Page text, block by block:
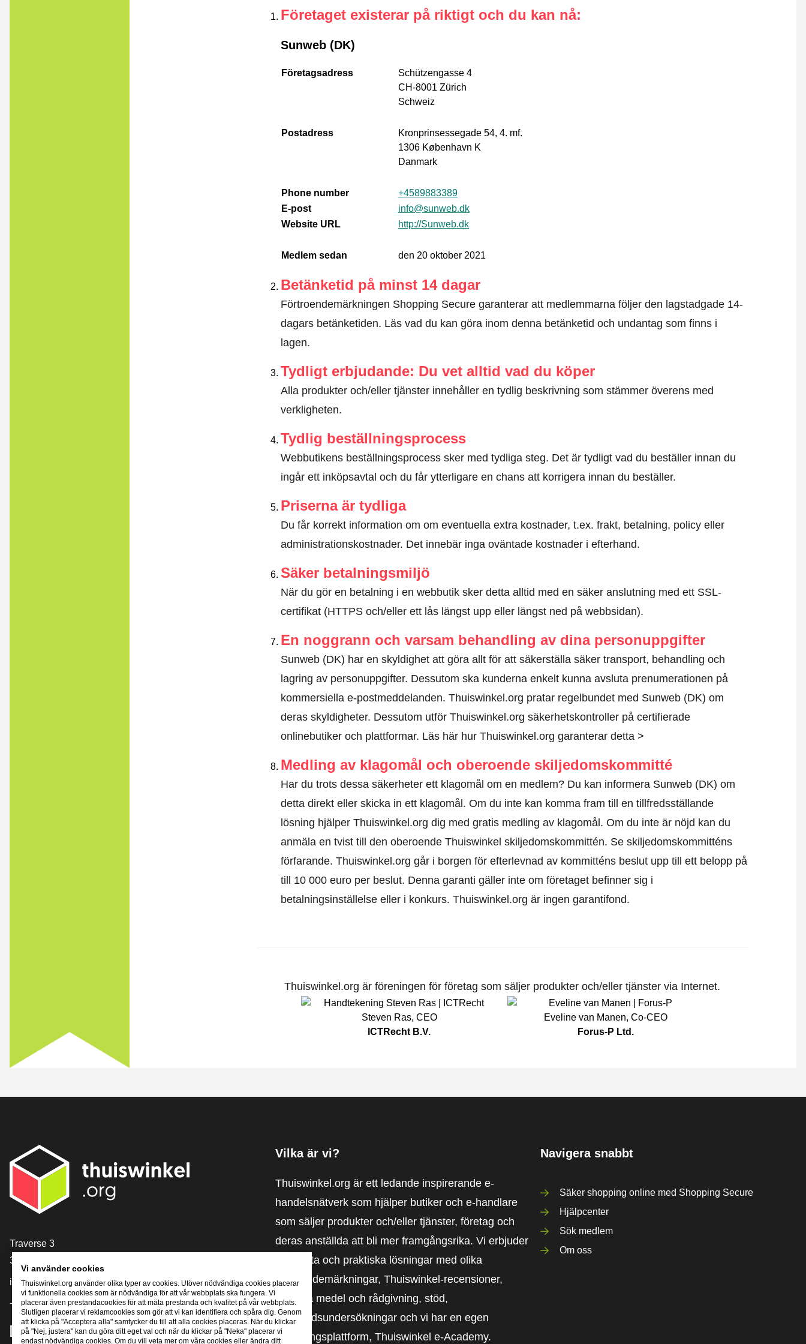
Företaget existerar på riktigt och du kan nå:
Sunweb (DK)
Företagsadress
Schützengasse 4
CH-8001 Zürich
Schweiz
Postadress
Kronprinsessegade 54, 4. mf.
1306 København K
Danmark
Phone number
+4589883389
E-post
info@sunweb.dk
Website URL
http://Sunweb.dk
Medlem sedan den 20 oktober 2021
Betänketid på minst 14 dagar
Förtroendemärkningen Shopping Secure garanterar att medlemmarna följer den lagstadgade 14-
dagars betänketiden. Läs vad du kan göra inom denna betänketid och undantag som finns i
lagen.
Tydligt erbjudande: Du vet alltid vad du köper
Alla produkter och/eller tjänster innehåller en tydlig beskrivning som stämmer överens med
verkligheten.
Tydlig beställningsprocess
Webbutikens beställningsprocess sker med tydliga steg. Det är tydligt vad du beställer innan du
ingår ett inköpsavtal och du får ytterligare en chans att korrigera innan du beställer.
Priserna är tydliga
Du får korrekt information om om eventuella extra kostnader, t.ex. frakt, betalning, policy eller
administrationskostnader. Det innebär inga oväntade kostnader i efterhand.
Säker betalningsmiljö
När du gör en betalning i en webbutik sker detta alltid med en säker anslutning med ett SSL-
certifikat (HTTPS och/eller ett lås längst upp eller längst ned på webbsidan).
En noggrann och varsam behandling av dina personuppgifter
Sunweb (DK) har en skyldighet att göra allt för att säkerställa säker transport, behandling och
lagring av personuppgifter. Dessutom ska kunderna enkelt kunna avsluta prenumerationen på
kommersiella e-postmeddelanden. Thuiswinkel.org pratar regelbundet med Sunweb (DK) om
deras skyldigheter. Dessutom utför Thuiswinkel.org säkerhetskontroller på certifierade
onlinebutiker och plattformar. Läs här hur Thuiswinkel.org garanterar detta >
Medling av klagomål och oberoende skiljedomskommitté
Har du trots dessa säkerheter ett klagomål om en medlem? Du kan informera Sunweb (DK) om
detta direkt ellerskicka in ett klagomål. Om du inte kan komma fram till en tillfredsställande
lösning hjälper Thuiswinkel.org dig med gratis medling av klagomål. Om du inte är nöjd kan du
anmäla en tvist till den oberoende Thuiswinkel skiljedomskommittén. Se skiljedomskommitténs
förfarande. Thuiswinkel.org går i borgen för efterlevnad av kommitténs beslut upp till ett belopp på
till 10 000 euro per beslut. Denna garanti gäller inte om företaget befinner sig i
betalningsinställelse eller i konkurs. Thuiswinkel.org är ingen garantifond.
Thuiswinkel.org är föreningen för företag som säljer produkter och/eller tjänster via Internet.
Steven Ras, CEO
ICTRecht B.V.
Eveline van Manen, Co-CEO
Forus-P Ltd.
[_General:Contact]
Traverse 3
3905 NL Veenendaal
info@thuiswinkel.org
+31 (0)318 64 85 75
[_General:SocialMediaTitle]
Vilka är vi?
Thuiswinkel.org är ett ledande inspirerande e-
handelsnätverk som hjälper butiker och e-handlare
som säljer produkter och/eller tjänster, företag och
deras anställda att bli mer framgångsrika. Vi erbjuder
relevanta och praktiska lösningar med olika
förtroendemärkningar, Thuiswinkel-recensioner,
rättsliga medel och rådgivning, stöd,
marknadsundersökningar och vi har en egen
utbildningsplattform, Thuiswinkel e-Academy.
Navigera snabbt
Säker shopping online med Shopping Secure
Hjälpcenter
Sök medlem
Om oss
Vi använder cookies
Thuiswinkel.org använder olika typer av cookies. Utöver nödvändiga cookies placerar
vi funktionella cookies som är nödvändiga för att vår webbplats ska fungera. Vi
placerar även prestandacookies för att mäta prestanda och kvalitet på vår webbplats.
Slutligen placerar vi reklamcookies som gör att vi kan identifiera och spåra dig. Genom
att klicka på "Acceptera alla" samtycker du till att alla cookies placeras. När du klickar
på "Nej, justera" kan du göra ditt eget val och när du klickar på "Neka" placerar vi
endast nödvändiga cookies. Om du vill veta mer om våra cookies eller ändra ditt